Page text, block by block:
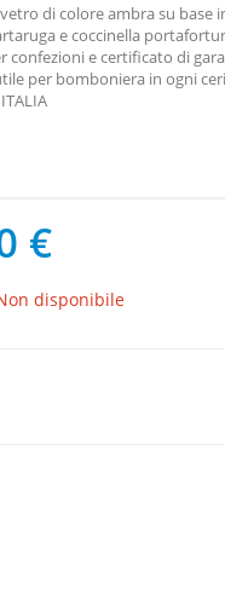
di colore ambra su base
e coccinella
confezioni e certificato di
per bomboniera in ogni
€
disponibile